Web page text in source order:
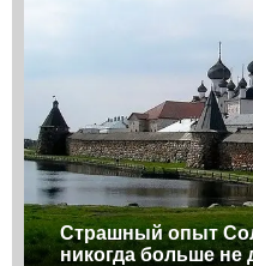
Страшный опыт
никогда больше не